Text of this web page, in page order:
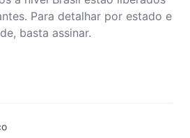
Para detalhar por estado e
basta assinar.